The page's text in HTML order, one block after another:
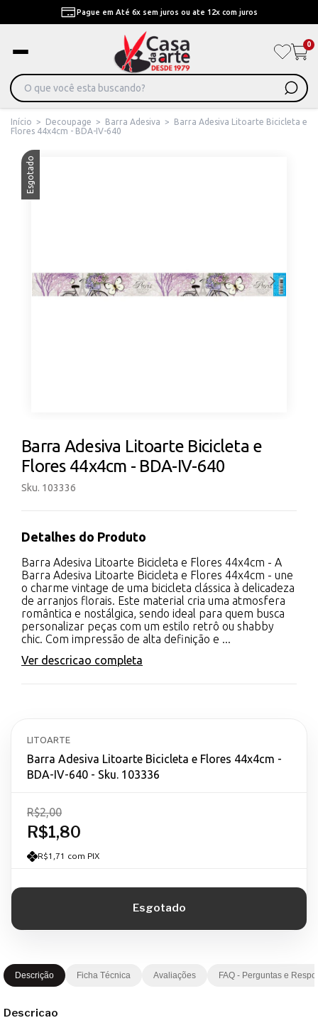
Pague em Até 6x sem juros ou ate 12x com juros
0
Início > Decoupage > Barra Adesiva >
Barra Adesiva Litoarte Bicicleta e
Flores 44x4cm - BDA-IV-640
Esgotado
Barra Adesiva Litoarte Bicicleta e
Flores 44x4cm - BDA-IV-640
Sku. 103336
Detalhes do Produto
Barra Adesiva Litoarte Bicicleta e Flores 44x4cm - A
Barra Adesiva Litoarte Bicicleta e Flores 44x4cm - une
o charme vintage de uma bicicleta clássica à delicadeza
de arranjos florais. Este material cria uma atmosfera
romântica e nostálgica, sendo ideal para quem busca
personalizar peças com um estilo retrô ou shabby
chic. Com impressão de alta definição e ...
Ver descricao completa
LITOARTE
Barra Adesiva Litoarte Bicicleta e Flores 44x4cm -
BDA-IV-640 - Sku. 103336
R$1,80
R$2,00
R$1,71 com PIX
Descrição Ficha Técnica Avaliações FAQ - Perguntas e
Descricao